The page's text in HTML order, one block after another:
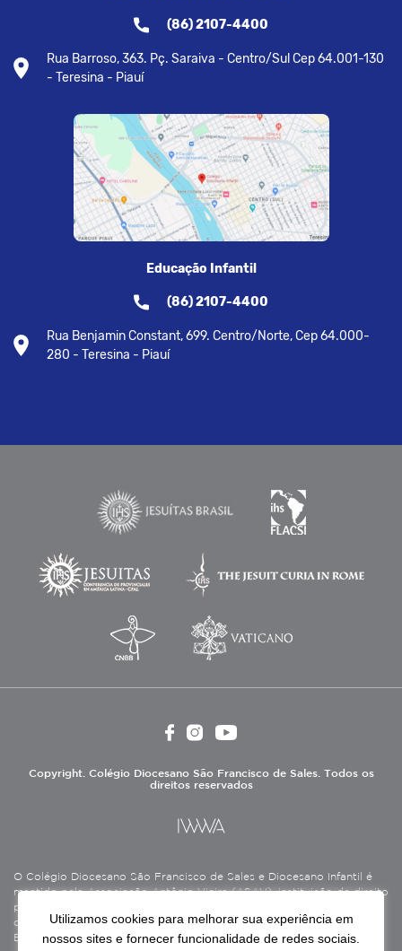
(86) 2107-4400
Rua Barroso, 363. Pç. Saraiva - Centro/Sul Cep 64.001-130
- Teresina - Piauí
Educação Infantil
(86) 2107-4400
Rua Benjamin Constant, 699. Centro/Norte, Cep 64.000-
280 - Teresina - Piauí
Copyright. Colégio Diocesano São Francisco de Sales. Todos os
direitos reservados
O Colégio Diocesano São Francisco de Sales e Diocesano Infantil é
mantido pela Associação Antônio Vieira (ASAV), instituição de direito
privado sem fins lucrativos, filantrópica, de natureza educativa,
cultural, assistencial e beneficente, certificada como Entidade
Beneficente de Assistência Social (CEBAS), nas áreas de educação e
Utilizamos cookies para melhorar sua experiência em
nossos sites e fornecer funcionalidade de redes sociais.